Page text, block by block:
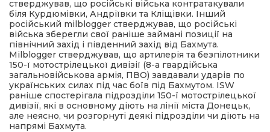
стверджував, що російські війська контратакували
біля Курдюмівки, Андріївки та Кліщівки. Інший
російський milblogger стверджував, що російські
війська зберегли свої раніше займані позиції на
північний захід і південний захід від Бахмута.
Milblogger стверджував, що артилерія та безпілотники
150-ї мотострілецької дивізії (8-а гвардійська
загальновійськова армія, ПВО) завдавали ударів по
українських силах під час боїв під Бахмутом. ISW
раніше спостерігала підрозділи 150-ї мотострілецької
дивізії, які в основному діють на лінії міста Донецьк,
але неясно, чи розгорнуті деякі підрозділи чи діють на
напрямі Бахмута.